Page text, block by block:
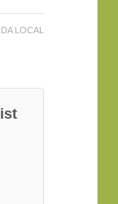
LOCAL